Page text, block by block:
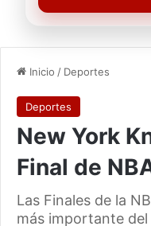
Inicio / Deportes
Deportes
New York
Final de
Las Finales de la
más importante